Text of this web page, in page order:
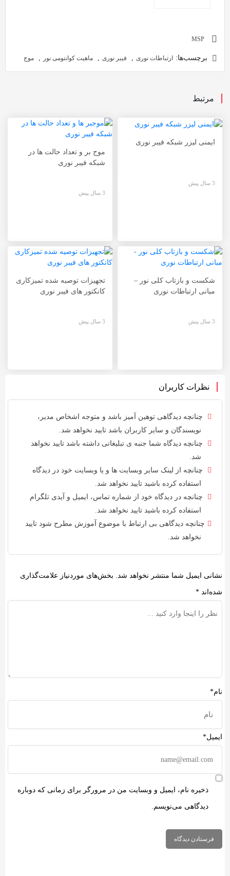
MSP
برچسب‌ها: ارتباطات نوری , فیبر نوری , ماهیت کوانتومی نور , موج
مرتبط
ایمنی لیزر شبکه فیبر نوری
3 سال پیش
موج بر و تعداد حالت ها در
شبکه فیبر نوری
3 سال پیش
شکست و بازتاب کلی نور –
مبانی ارتباطات نوری
3 سال پیش
تجهیزات توصیه شده تمیزکاری
کانکتور های فیبر نوری
3 سال پیش
نظرات کاربران
چنانچه دیدگاهی توهین آمیز باشد و متوجه اشخاص مدیر،
نویسندگان و سایر کاربران باشد تایید نخواهد شد.
چنانچه دیدگاه شما جنبه ی تبلیغاتی داشته باشد تایید نخواهد
شد.
چنانچه از لینک سایر وبسایت ها و یا وبسایت خود در دیدگاه
استفاده کرده باشید تایید نخواهد شد.
چنانچه در دیدگاه خود از شماره تماس، ایمیل و آیدی تلگرام
استفاده کرده باشید تایید نخواهد شد.
چنانچه دیدگاهی بی ارتباط با موضوع آموزش مطرح شود تایید
نخواهد شد.
نشانی ایمیل شما منتشر نخواهد شد. بخش‌های موردنیاز علامت‌گذاری
شده‌اند *
نام*
ایمیل*
ذخیره نام، ایمیل و وبسایت من در مرورگر برای زمانی که دوباره
دیدگاهی می‌نویسم.